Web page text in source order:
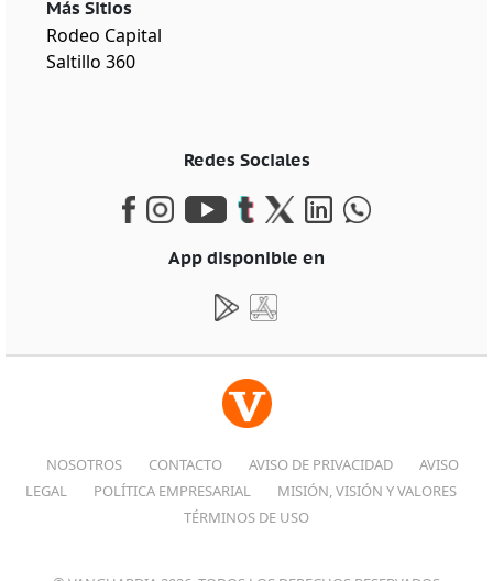
Más Sitios
Rodeo Capital
Saltillo 360
Redes Sociales
App disponible en
NOSOTROS CONTACTO AVISO DE PRIVACIDAD
AVISO
LEGAL
POLÍTICA EMPRESARIAL
MISIÓN, VISIÓN Y VALORES
TÉRMINOS DE USO